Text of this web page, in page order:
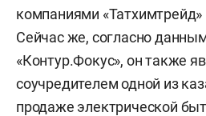
компаниями «Татхимтрейд»
Сейчас же, согласно
«Контур.Фокус», он также
соучредителем одной из
продаже электрической